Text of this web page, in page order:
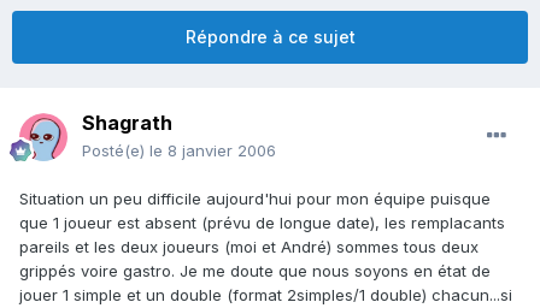
Répondre à ce sujet
Shagrath
Posté(e) le 8 janvier 2006
Situation un peu difficile aujourd'hui pour mon équipe puisque
que 1 joueur est absent (prévu de longue date), les remplacants
pareils et les deux joueurs (moi et André) sommes tous deux
grippés voire gastro. Je me doute que nous soyons en état de
jouer 1 simple et un double (format 2simples/1 double) chacun...si